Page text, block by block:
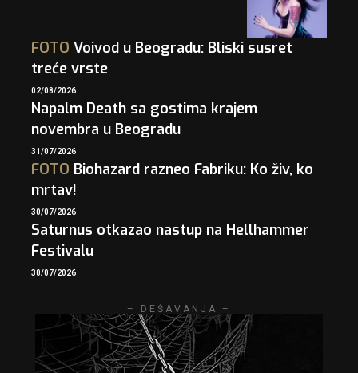
FOTO Voivod u Beogradu: Bliski susret
treće vrste
02/08/2026
Napalm Death sa gostima krajem
novembra u Beogradu
31/07/2026
FOTO Biohazard razneo Fabriku: Ko živ, ko
mrtav!
30/07/2026
Saturnus otkazao nastup na Hellhammer
Festivalu
30/07/2026
– DEŠAVANJA –